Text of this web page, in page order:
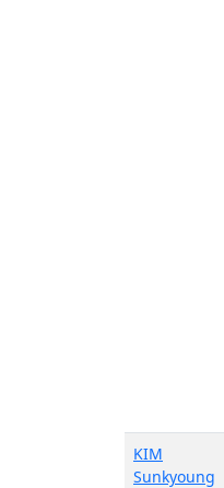
KIM
Sunkyoung